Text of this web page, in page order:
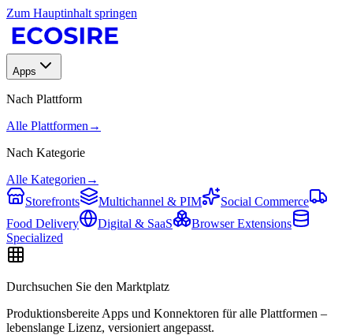
Zum Hauptinhalt springen
Apps
Nach Plattform
Alle Plattformen →
Nach Kategorie
Alle Kategorien →
Storefronts
Multichannel & PIM
Social Commerce
Food Delivery
Digital & SaaS
Browser Extensions
Specialized
Durchsuchen Sie den Marktplatz
Produktionsbereite Apps und Konnektoren für alle Plattformen –
lebenslange Lizenz, versioniert angepasst.